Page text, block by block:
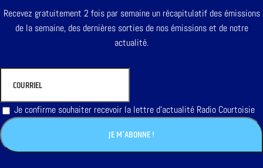
Recevez gratuitement 2 fois par semaine un récapitulatif des émissions
de la semaine, des dernières sorties de nos émissions et de notre
actualité.
Je confirme souhaiter recevoir la lettre d'actualité Radio Courtoisie